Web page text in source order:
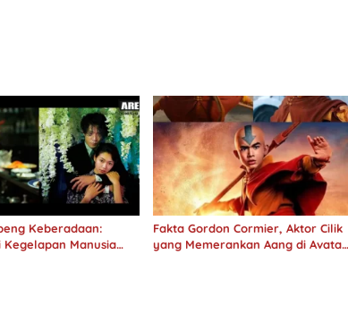
Keberadaan:
Kegelapan Manusia
Fakta Gordon Cormier, Aktor Cilik
yang Memerankan Aang di Avatar